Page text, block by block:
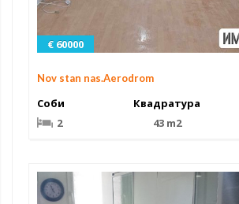
€ 60000
Nov stan nas.Aerodrom
Соби
2
Квадратура
43 m2